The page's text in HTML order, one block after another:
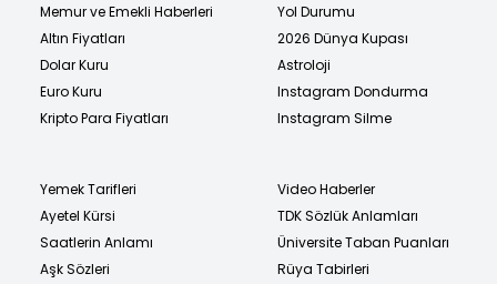
Memur ve Emekli Haberleri
Altın Fiyatları
Dolar Kuru
Euro Kuru
Kripto Para Fiyatları
Yol Durumu
2026 Dünya Kupası
Astroloji
Instagram Dondurma
Instagram Silme
Yemek Tarifleri
Ayetel Kürsi
Saatlerin Anlamı
Aşk Sözleri
Video Haberler
TDK Sözlük Anlamları
Üniversite Taban Puanları
Rüya Tabirleri